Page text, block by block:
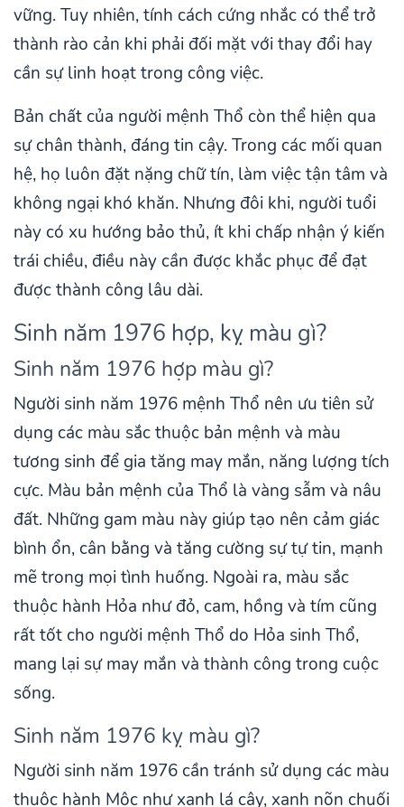
vững. Tuy nhiên, tính cách cứng nhắc có thể trở
thành rào cản khi phải đối mặt với thay đổi hay
cần sự linh hoạt trong công việc.
Bản chất của người mệnh Thổ còn thể hiện qua
sự chân thành, đáng tin cậy. Trong các mối quan
hệ, họ luôn đặt nặng chữ tín, làm việc tận tâm và
không ngại khó khăn. Nhưng đôi khi, người tuổi
này có xu hướng bảo thủ, ít khi chấp nhận ý kiến
trái chiều, điều này cần được khắc phục để đạt
được thành công lâu dài.
Sinh năm 1976 hợp, kỵ màu gì?
Sinh năm 1976 hợp màu gì?
Người sinh năm 1976 mệnh Thổ nên ưu tiên sử
dụng các màu sắc thuộc bản mệnh và màu
tương sinh để gia tăng may mắn, năng lượng tích
cực. Màu bản mệnh của Thổ là vàng sẫm và nâu
đất. Những gam màu này giúp tạo nên cảm giác
bình ổn, cân bằng và tăng cường sự tự tin, mạnh
mẽ trong mọi tình huống. Ngoài ra, màu sắc
thuộc hành Hỏa như đỏ, cam, hồng và tím cũng
rất tốt cho người mệnh Thổ do Hỏa sinh Thổ,
mang lại sự may mắn và thành công trong cuộc
sống.
Sinh năm 1976 kỵ màu gì?
Người sinh năm 1976 cần tránh sử dụng các màu
thuộc hành Mộc như xanh lá cây, xanh nõn chuối